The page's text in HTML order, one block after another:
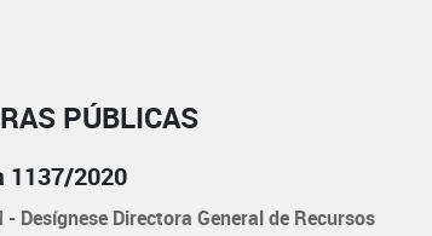
PÚBLICAS
1137/2020
Desígnese Directora General de Recursos